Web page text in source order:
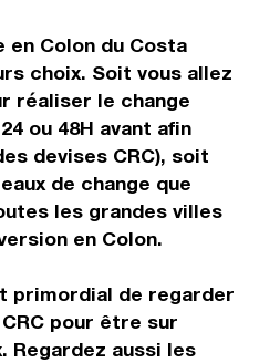
en Colon du Costa
choix. Soit vous allez
réaliser le change
ou 48H avant afin
devises CRC), soit
de change que
les grandes villes
en Colon.
primordial de regarder
pour être sur
Regardez aussi les